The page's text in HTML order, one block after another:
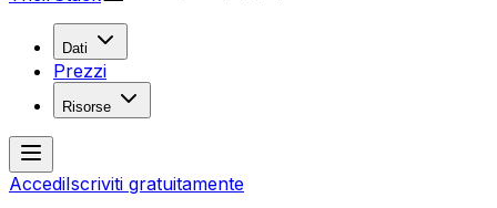
Dati
Prezzi
Risorse
AccediIscriviti gratuitamente